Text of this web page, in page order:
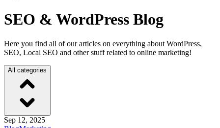
SEO & WordPress Blog
Here you find all of our articles on everything about WordPress,
SEO, Local SEO and other stuff related to online marketing!
All categories
Sep 12, 2025